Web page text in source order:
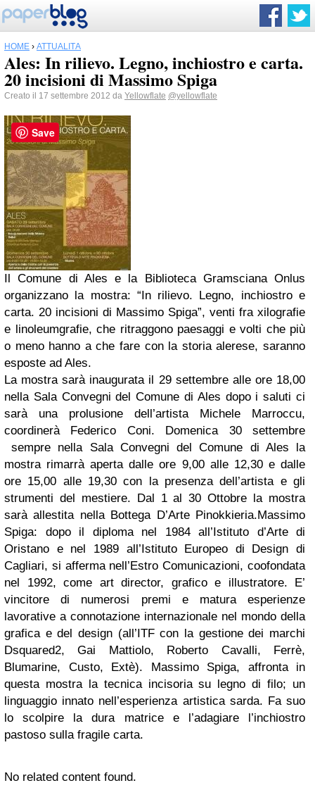
HOME › ATTUALITÀ
Ales: In rilievo. Legno, inchiostro e carta.
20 incisioni di Massimo Spiga
Creato il 17 settembre 2012 da Yellowflate @yellowflate
Il Comune di Ales e la Biblioteca Gramsciana Onlus
organizzano la mostra: “In rilievo. Legno, inchiostro e
carta. 20 incisioni di Massimo Spiga”, venti fra xilografie
e linoleumgrafie, che ritraggono paesaggi e volti che più
o meno hanno a che fare con la storia alerese, saranno
esposte ad Ales.
La mostra sarà inaugurata il 29 settembre alle ore 18,00
nella Sala Convegni del Comune di Ales dopo i saluti ci
sarà una prolusione dell’artista Michele Marroccu,
coordinerà Federico Coni. Domenica 30 settembre
sempre nella Sala Convegni del Comune di Ales la
mostra rimarrà aperta dalle ore 9,00 alle 12,30 e dalle
ore 15,00 alle 19,30 con la presenza dell’artista e gli
strumenti del mestiere. Dal 1 al 30 Ottobre la mostra
sarà allestita nella Bottega D’Arte Pinokkieria.Massimo
Spiga: dopo il diploma nel 1984 all’Istituto d’Arte di
Oristano e nel 1989 all’Istituto Europeo di Design di
Cagliari, si afferma nell’Estro Comunicazioni, coofondata
nel 1992, come art director, grafico e illustratore. E’
vincitore di numerosi premi e matura esperienze
lavorative a connotazione internazionale nel mondo della
grafica e del design (all’ITF con la gestione dei marchi
Dsquared2, Gai Mattiolo, Roberto Cavalli, Ferrè,
Blumarine, Custo, Extè). Massimo Spiga, affronta in
questa mostra la tecnica incisoria su legno di filo; un
linguaggio innato nell’esperienza artistica sarda. Fa suo
lo scolpire la dura matrice e l’adagiare l’inchiostro
pastoso sulla fragile carta.
No related content found.
Save